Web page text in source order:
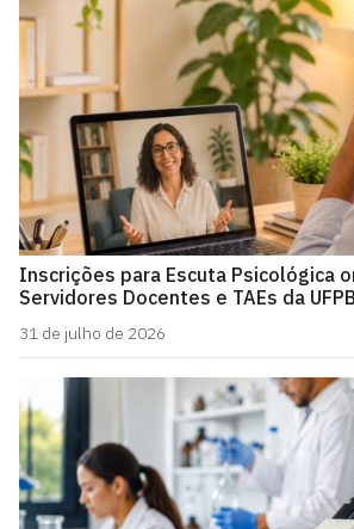
Inscrições para Escuta Psicológica
Servidores Docentes e TAEs da UFPB
31 de julho de 2026